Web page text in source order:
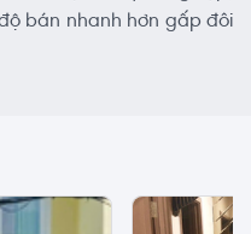
bán nhanh hơn gấp đôi